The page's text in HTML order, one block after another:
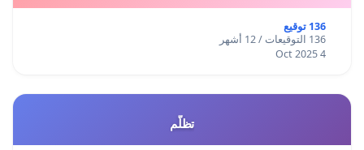
136 توقيع
136 التوقيعات / 12 أشهر
4 Oct 2025
تظلّم